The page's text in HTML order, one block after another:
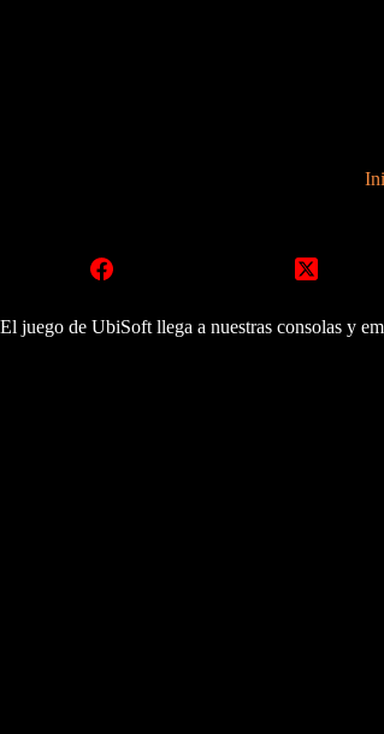
El juego de UbiSoft llega a nuestras consolas y